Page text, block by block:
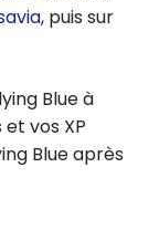
, puis sur
Blue à
vos XP
Blue après